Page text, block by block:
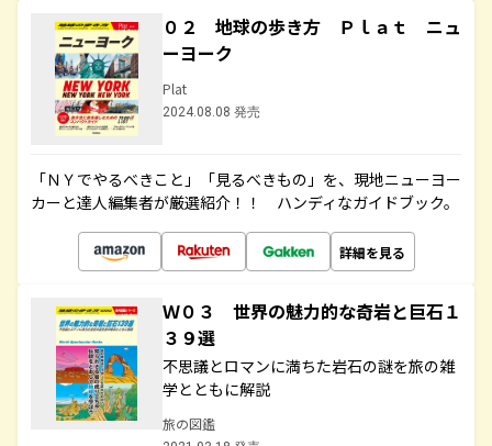
０２ 地球の歩き方 Ｐｌａｔ ニュ
ーヨーク
Plat
2024.08.08 発売
「ＮＹでやるべきこと」「見るべきもの」を、現地ニューヨー
カーと達人編集者が厳選紹介！！ ハンディなガイドブック。
詳細を見る
Ｗ０３ 世界の魅力的な奇岩と巨石１
３９選
不思議とロマンに満ちた岩石の謎を旅の雑
学とともに解説
旅の図鑑